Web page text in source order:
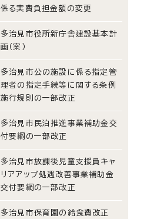
係る実費負担金額の変更
多治見市役所新庁舎建設基本計
画（案）
多治見市公の施設に係る指定管
理者の指定手続等に関する条例
施行規則の一部改正
多治見市民泊推進事業補助金交
付要綱の一部改正
多治見市放課後児童支援員キャ
リアアップ処遇改善事業補助金
交付要綱の一部改正
多治見市保育園の給食費改正